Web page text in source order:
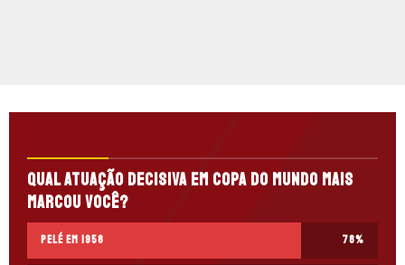
Qual atuação decisiva em Copa do Mundo mais
marcou você?
Pelé em 1958 78%